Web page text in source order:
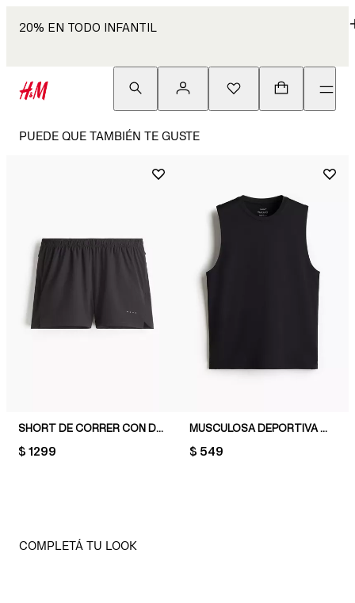
20% EN TODO INFANTIL
PUEDE QUE TAMBIÉN TE GUSTE
SHORT DE CORRER CON DRYMOVE™
PRICE:
$ 1299
MUSCULOSA DEPORTIVA CON DRYMOVE™ REGULAR FIT
PRICE:
$ 549
COMPLETÁ TU LOOK